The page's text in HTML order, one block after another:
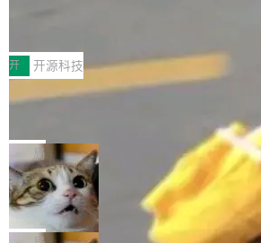
常维护操作，并完整支持 Iceberg V3 格式。
村国家自主创新示范区会议中心开幕。本届
由中关村智联软件服务业质量创新联盟主办
“智构可信·质创未来——AI原生时代的质量新
式”为主题，直面AI从实验室走向规模化产
的核心质量命题。会上，《2026智能研发
工具选型手册》发布，Testin云测的Testin
nt智能测试系统入选AI测试领域代表产品。
O而言，这提示了一个转变：AI测试正在从
工具升级为企业的质量基础设施。 CIO面对
开 开源科技
让非法状态不可表示：一篇关于 ADT
有一种东西，一旦用过就回不去了。Alex
eev 管它叫"软件设计的基石"。 他说的东西
鲜——代数数据类型（ADT），尤其是和类
（sum type）。但他说清楚了一件事：这不
型系统的学术体操，是日常编码的思维方式
章从一个简单的例子切入。一个网站的深色
局
Cloudflare 开源内部企业 AI 平台 Clou
dflare OS
Cloudflare 发布了一个开源项目 Cloudflare
S。如果你只看官方博客，你会觉得这是又